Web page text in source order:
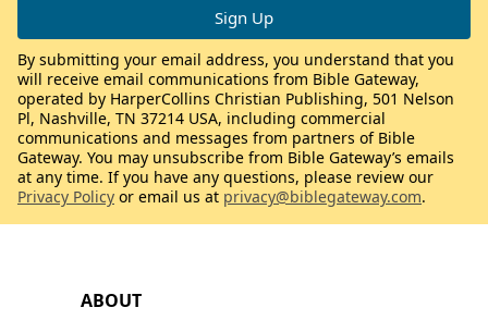
ABOUT
By submitting your email address, you understand that you
will receive email communications from Bible Gateway,
operated by HarperCollins Christian Publishing, 501 Nelson
Pl, Nashville, TN 37214 USA, including commercial
communications and messages from partners of Bible
Gateway. You may unsubscribe from Bible Gateway’s emails
at any time. If you have any questions, please review our
Privacy Policy or email us at privacy@biblegateway.com.